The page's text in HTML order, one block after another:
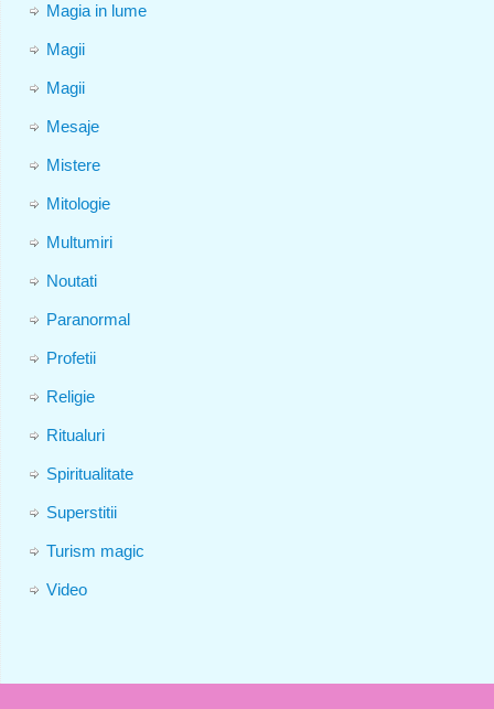
Magia in lume
Magii
Magii
Mesaje
Mistere
Mitologie
Multumiri
Noutati
Paranormal
Profetii
Religie
Ritualuri
Spiritualitate
Superstitii
Turism magic
Video